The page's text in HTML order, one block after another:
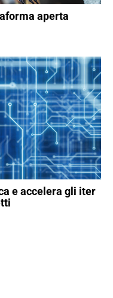
aperta
e accelera gli iter